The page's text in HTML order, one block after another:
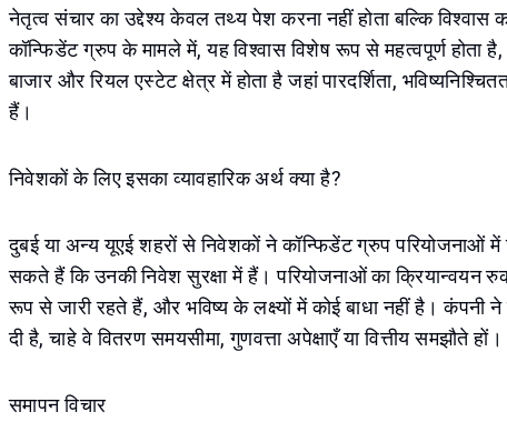
नेतृत्व संचार का उद्देश्य केवल तथ्य पेश करना नहीं होता बल्कि विश्वास
कॉन्फिडेंट ग्रुप के मामले में, यह विश्वास विशेष रूप से महत्वपूर्ण होता
बाजार और रियल एस्टेट क्षेत्र में होता है जहां पारदर्शिता,
हैं।
निवेशकों के लिए इसका व्यावहारिक अर्थ क्या है?
दुबई या अन्य यूएई शहरों से निवेशकों ने कॉन्फिडेंट ग्रुप परियोजनाओं
सकते हैं कि उनकी निवेश सुरक्षा में हैं। परियोजनाओं का क्रियान्वयन
रूप से जारी रहते हैं, और भविष्य के लक्ष्यों में कोई बाधा नहीं है। कंपनी ने
दी है, चाहे वे वितरण समयसीमा, गुणवत्ता अपेक्षाएँ या वित्तीय समझौते हों।
समापन विचार